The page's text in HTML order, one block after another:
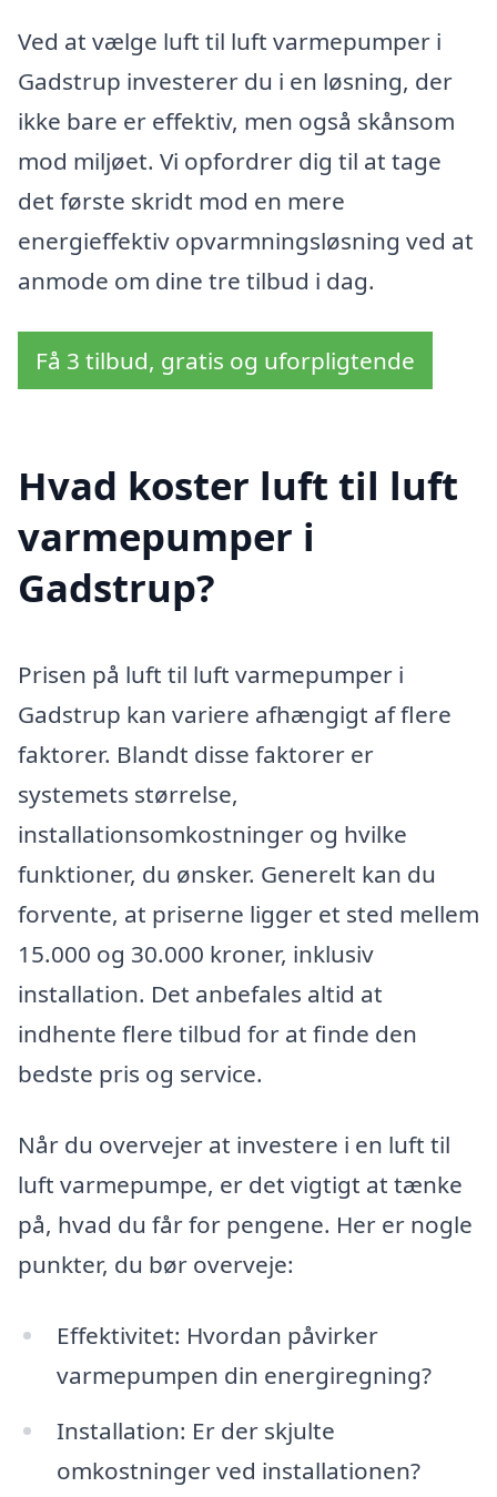
Ved at vælge luft til luft varmepumper i
Gadstrup investerer du i en løsning, der
ikke bare er effektiv, men også skånsom
mod miljøet. Vi opfordrer dig til at tage
det første skridt mod en mere
energieffektiv opvarmningsløsning ved at
anmode om dine tre tilbud i dag.
Få 3 tilbud, gratis og uforpligtende
Hvad koster luft til luft
varmepumper i
Gadstrup?
Prisen på luft til luft varmepumper i
Gadstrup kan variere afhængigt af flere
faktorer. Blandt disse faktorer er
systemets størrelse,
installationsomkostninger og hvilke
funktioner, du ønsker. Generelt kan du
forvente, at priserne ligger et sted mellem
15.000 og 30.000 kroner, inklusiv
installation. Det anbefales altid at
indhente flere tilbud for at finde den
bedste pris og service.
Når du overvejer at investere i en luft til
luft varmepumpe, er det vigtigt at tænke
på, hvad du får for pengene. Her er nogle
punkter, du bør overveje:
Effektivitet: Hvordan påvirker
varmepumpen din energiregning?
Installation: Er der skjulte
omkostninger ved installationen?